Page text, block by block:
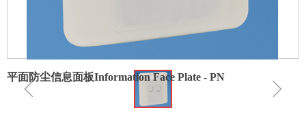
平面防尘信息面板Information Face Plate - PN
ꁆ ꁇ